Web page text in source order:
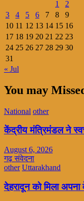
1
2
3
4 5 6 7 8
9
10 11 12 13 14 15 16
17 18 19 20 21 22 23
24 25 26 27 28 29 30
31
« Jul
You may
National other
केंद्रीय मंत्रिमंडल ने
August 6, 2026
गढ़ संवेदना
other Uttarakhand
देहरादून को मिला